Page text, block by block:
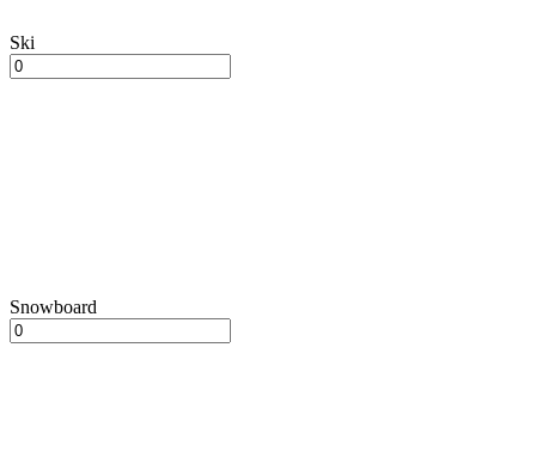
Ski
Snowboard